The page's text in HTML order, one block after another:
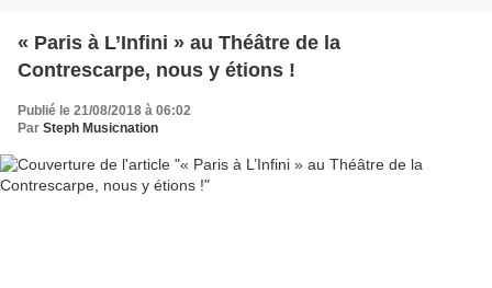
« Paris à L’Infini » au Théâtre de la
Contrescarpe, nous y étions !
Publié le 21/08/2018 à 06:02
Par Steph Musicnation